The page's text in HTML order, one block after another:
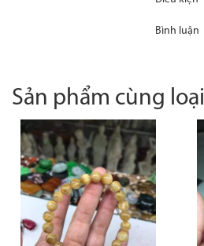
Bình luận
Sản phẩm cùng loại